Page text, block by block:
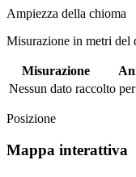
Ampiezza della chioma
Misurazione in metri del
Misurazione
Nessun dato raccolto
Posizione
Mappa interattiva